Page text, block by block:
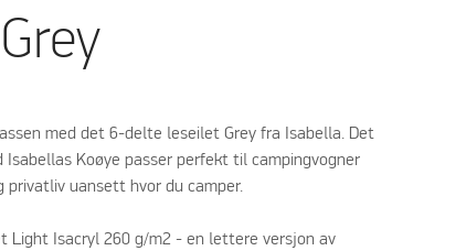
med det 6-delte leseilet Grey fra Isabella. Det
Koøye passer perfekt til campingvogner
privatliv uansett hvor du camper.
Light Isacryl 260 g/m2 - en lettere versjon av